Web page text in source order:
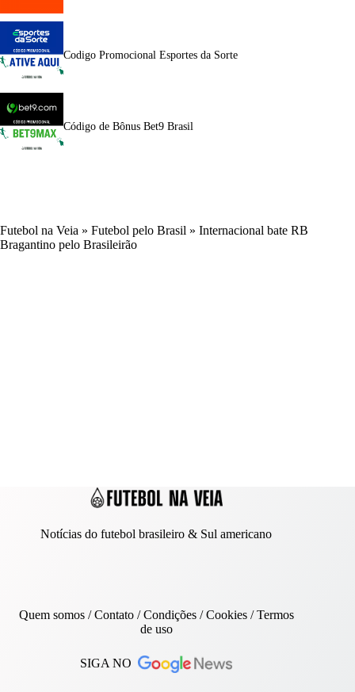
Codigo Promocional Esportes da Sorte
Código de Bônus Bet9 Brasil
Futebol na Veia » Futebol pelo Brasil » Internacional bate RB
Bragantino pelo Brasileirão
Notícias do futebol brasileiro & Sul americano
Quem somos/Contato/ Condições /Cookies/Termos
de uso
SIGA NO